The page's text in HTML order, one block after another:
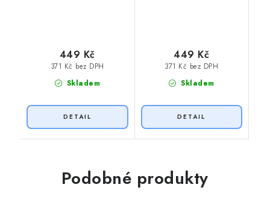
Skladem
371 Kč bez DPH
449 Kč
Skladem
371 Kč bez DPH
449 Kč
Podobné produkty